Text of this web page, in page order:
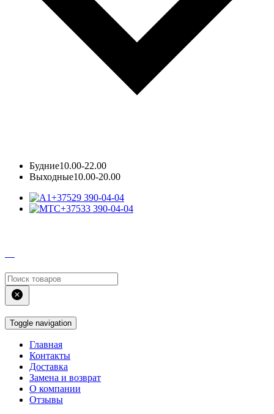
Будние10.00-22.00
Выходные10.00-20.00
+37529 390-04-04
+37533 390-04-04
Toggle navigation
Главная
Контакты
Доставка
Замена и возврат
О компании
Отзывы